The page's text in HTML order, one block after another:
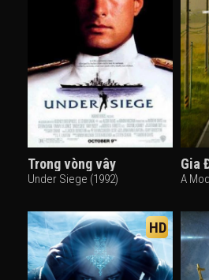
Trong vòng vây
Under Siege (1992)
Gia
A
HD